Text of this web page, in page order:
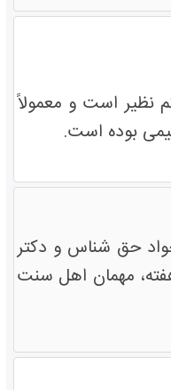
نظیر است و معمولاً
بوده است.
حق شناس و دکتر
مهمان اهل سنت